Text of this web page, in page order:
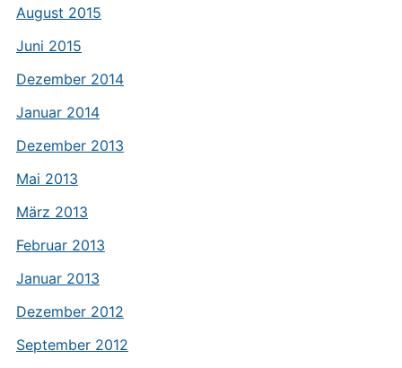
August 2015
Juni 2015
Dezember 2014
Januar 2014
Dezember 2013
Mai 2013
März 2013
Februar 2013
Januar 2013
Dezember 2012
September 2012